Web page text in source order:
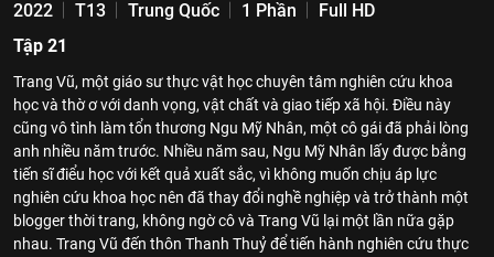
2022 T13 Trung Quốc 1 Phần
Full HD
Tập 21
Trang Vũ, một giáo sư thực vật học chuyên tâm nghiên cứu khoa
học và thờ ơ với danh vọng, vật chất và giao tiếp xã hội. Điều này
cũng vô tình làm tổn thương Ngu Mỹ Nhân, một cô gái đã phải lòng
anh nhiều năm trước. Nhiều năm sau, Ngu Mỹ Nhân lấy được bằng
tiến sĩ điểu học với kết quả xuất sắc, vì không muốn chịu áp lực
nghiên cứu khoa học nên đã thay đổi nghề nghiệp và trở thành một
blogger thời trang, không ngờ cô và Trang Vũ lại một lần nữa gặp
nhau. Trang Vũ đến thôn Thanh Thuỷ để tiến hành nghiên cứu thực